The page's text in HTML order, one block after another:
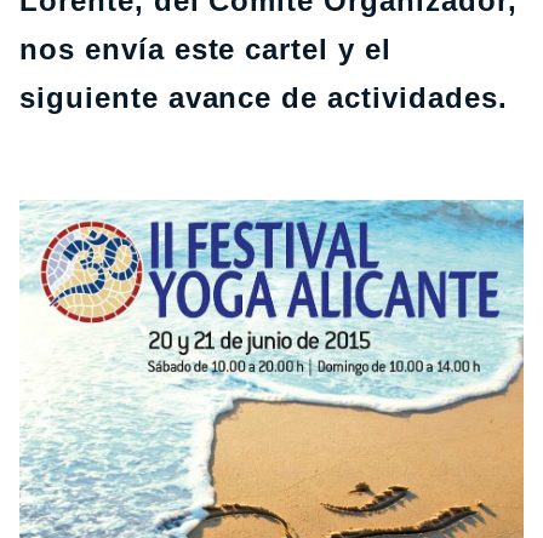
nos envía este cartel y el
siguiente avance de actividades.